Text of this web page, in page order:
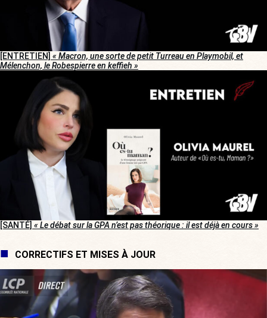
[ENTRETIEN] « Macron, une sorte de petit Turreau en Playmobil, et
Mélenchon, le Robespierre en keffieh »
[SANTÉ] « Le débat sur la GPA n’est pas théorique : il est déjà en cours »
CORRECTIFS ET MISES À JOUR